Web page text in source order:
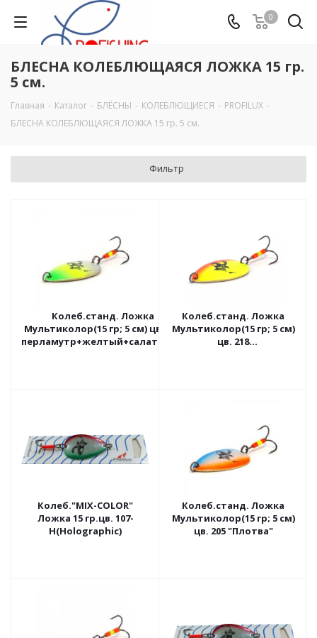
0
БЛЕСНА КОЛЕБЛЮЩАЯСЯ ЛОЖКА 15 гр.
5 см.
Главная - Каталог - БЛЁСНЫ - КОЛЕБЛЮЩИЕСЯ - PROFILUX -
БЛЕСНА КОЛЕБЛЮЩАЯСЯ ЛОЖКА 15 гр. 5 см.
Фильтр
Колеб.станд. Ложка
Мультиколор(15 гр; 5 см) цв. 210
перламутр+желтый+салатовый
Колеб.станд. Ложка
Мультиколор(15 гр; 5 см)
цв. 218
Колеб."MIX-COLOR"
Ложка 15 гр.цв. 107-
H(Holographic)
Колеб.станд. Ложка
Мультиколор(15 гр; 5 см)
цв. 205 "Плотва"